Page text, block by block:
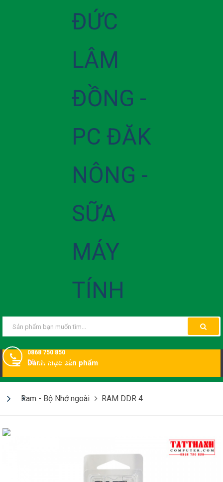
0868 750 850
DĐ:0868750850
Danh mục sản phẩm
Ram - Bộ Nhớ ngoài RAM DDR 4